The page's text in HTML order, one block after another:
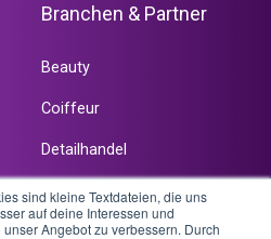
sind kleine Textdateien, die uns
auf deine Interessen und
Angebot zu verbessern. Durch
Branchen & Partner
Beauty
Coiffeur
Detailhandel
Dienstleistung
Weitere